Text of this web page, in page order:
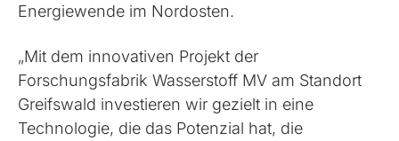
Energiewende im Nordosten.
„Mit dem innovativen Projekt der
Forschungsfabrik Wasserstoff MV am Standort
Greifswald investieren wir gezielt in eine
Technologie, die das Potenzial hat, die